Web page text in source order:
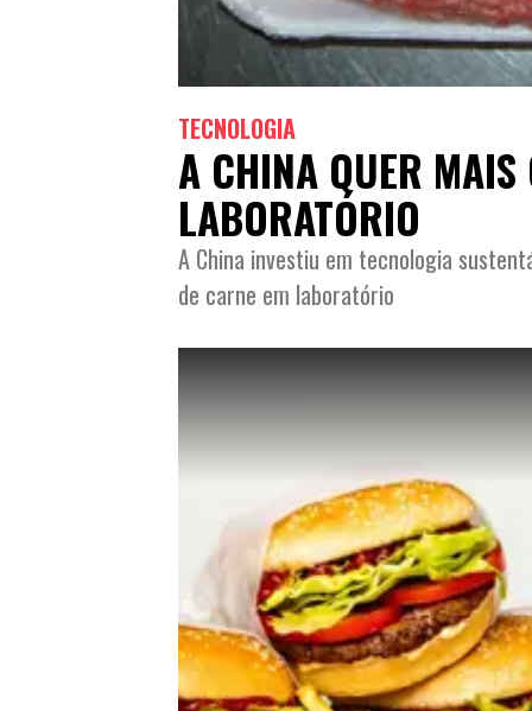
TECNOLOGIA
A CHINA QUER MAIS
LABORATÓRIO
A China investiu em tecnologia
de carne em laboratório